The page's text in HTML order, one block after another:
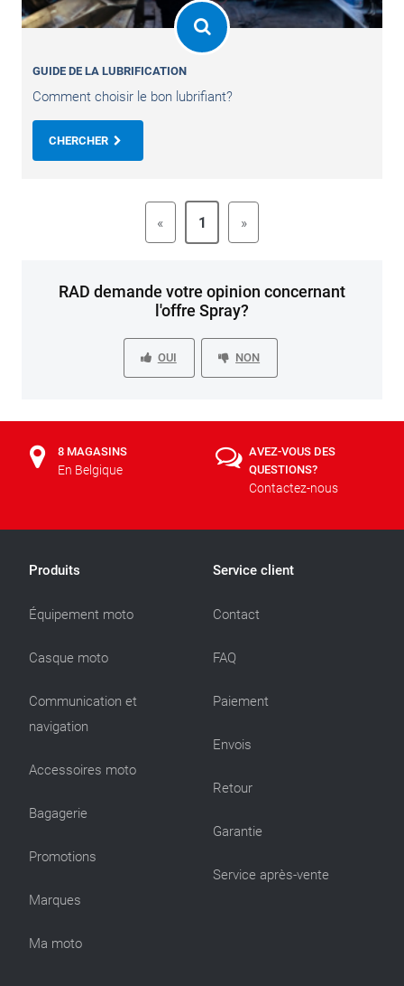
GUIDE DE LA LUBRIFICATION
Comment choisir le bon lubrifiant?
CHERCHER
« 1 »
RAD demande votre opinion concernant
l'offre Spray?
OUI NON
8 MAGASINS
En Belgique
AVEZ-VOUS DES
QUESTIONS?
Contactez-nous
Produits
Équipement moto
Casque moto
Communication et
navigation
Accessoires moto
Bagagerie
Promotions
Marques
Ma moto
Service client
Contact
FAQ
Paiement
Envois
Retour
Garantie
Service après-vente